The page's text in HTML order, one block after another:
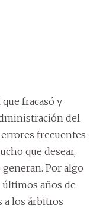
fracasó y
del
frecuentes
que desear,
Por algo
años de
a los árbitros